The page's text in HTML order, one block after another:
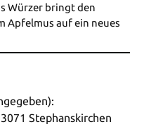
Würzer bringt den
Apfelmus auf ein neues
Stephanskirchen